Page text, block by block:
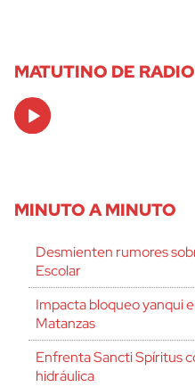
MATUTINO DE
Audio
Player
MINUTO A MINUTO
Desmienten rumores
Escolar
Impacta bloqueo yanqui
Matanzas
Enfrenta Sancti Spíritus
hidráulica